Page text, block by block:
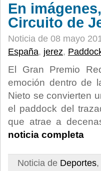
En
Circuito de
Noticia de 08 mayo
España, jerez,
El Gran Premio
emoción dentro de
Nieto se convierten
el paddock del
que atrae a
noticia completa
Noticia de Deportes,